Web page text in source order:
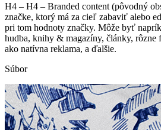
H4 – H4 – Branded content (pôvodný
značke, ktorý má za cieľ zabaviť alebo
pri tom hodnoty značky. Môže byť
hudba, knihy & magazíny, články, rôzne
ako natívna reklama, a ďalšie.
Súbor